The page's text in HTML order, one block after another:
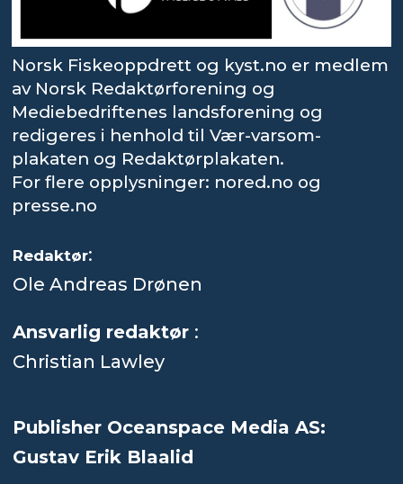
Norsk Fiskeoppdrett og kyst.no er medlem
av Norsk Redaktørforening og
Mediebedriftenes landsforening og
redigeres i henhold til Vær-varsom-
plakaten og Redaktørplakaten.
For flere opplysninger: nored.no og
presse.no
Redaktør:
Ole Andreas Drønen
Ansvarlig redaktør :
Christian Lawley
Publisher Oceanspace Media AS:
Gustav Erik Blaalid